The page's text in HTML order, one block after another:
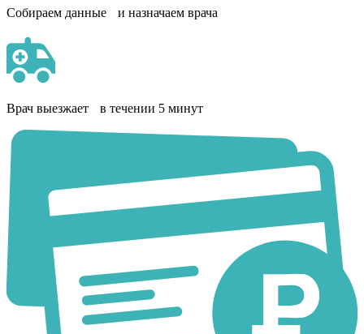
Собираем данные и назначаем врача
Врач выезжает в течении 5 минут